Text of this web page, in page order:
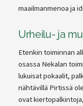
maailmanmenoa ja
Urheilu- ja
Etenkin toiminnan
osassa Nekalan
lukuisat pokaalit,
nähtävillä Pirtissä
ovat